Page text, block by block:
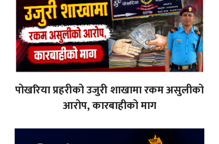
पोखरिया प्रहरीको उजुरी शाखामा रकम असुलीको
आरोप, कारबाहीको माग